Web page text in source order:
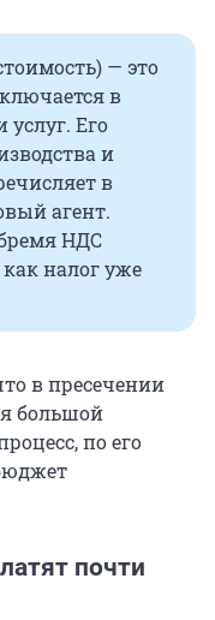
— это
в
услуг. Его
и
в
агент.
НДС
налог уже
в пресечении
большой
по его
почти